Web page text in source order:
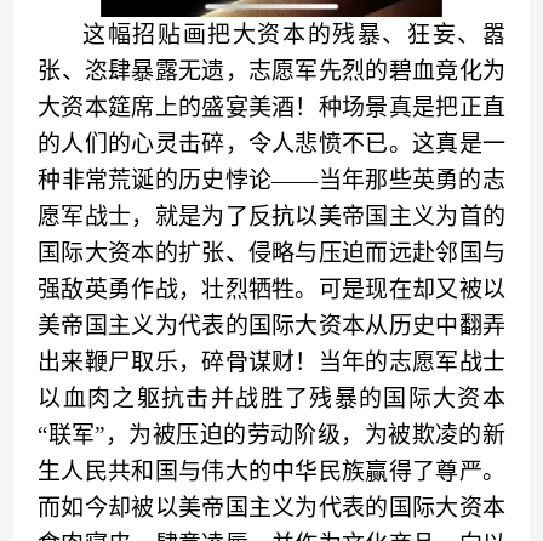
这幅招贴画把大资本的残暴、 狂妄、 嚣
张、 恣肆暴露无遗，志愿军先烈的碧血竟化为
大资本筵席 上的盛宴美酒！ 种场景真是把正直
的人们的心灵击碎，令人悲愤不已。这真是一
种非常荒诞的历史悖论——当年那些英勇的志
愿军战士，就是为了反抗以美帝国主义为首的
国际大资本的扩张、侵略与压迫而远赴邻 国与
强敌英勇作战，壮烈牺牲。 可是现在却又被以
美帝国主义为代表的国际大资本从历史中翻弄
出来鞭尸取乐，碎骨谋财！
当年的志愿军战士
以血肉之躯抗击并战胜了残暴的 国际大资本
“联军”，为被压迫的劳动阶级，为被欺凌的新
生人民共和国与伟大的中华民族赢得了尊严。
而如今却被以美帝国主义为代表的 国际大资本